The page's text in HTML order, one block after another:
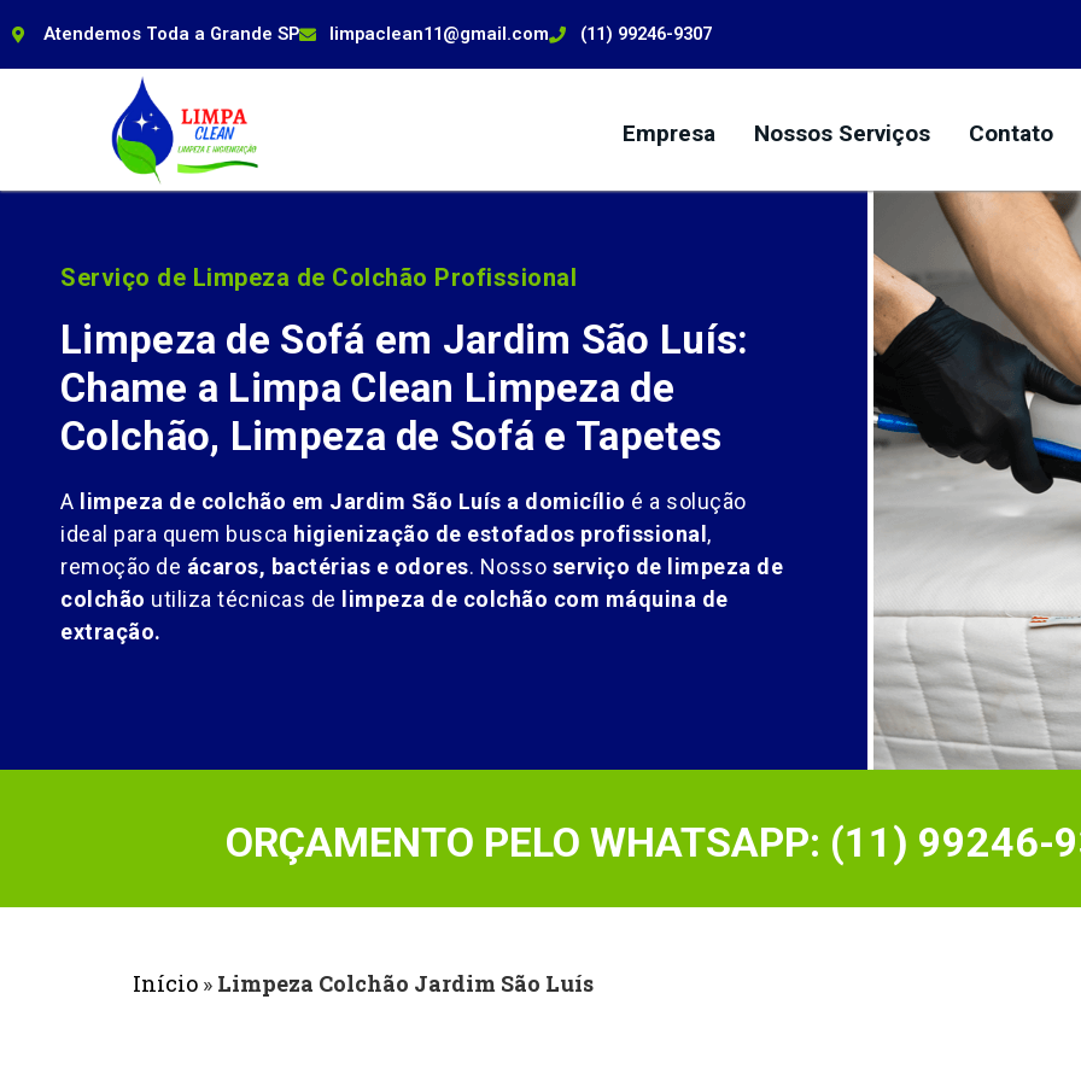
Atendemos Toda a Grande SP limpaclean11@gmail.com (11) 99246-9307
Empresa Nossos Serviços Contato
Serviço de Limpeza de Colchão Profissional
Limpeza de Sofá em Jardim São Luís:
Chame a Limpa Clean Limpeza de
Colchão, Limpeza de Sofá e Tapetes
A limpeza de colchão em Jardim São Luís a domicílio é a solução
ideal para quem busca higienização de estofados profissional,
remoção de ácaros, bactérias e odores. Nosso serviço de limpeza de
colchão utiliza técnicas de limpeza de colchão com máquina de
extração.
ORÇAMENTO PELO WHATSAPP: (11) 99246-
Início » Limpeza Colchão Jardim São Luís